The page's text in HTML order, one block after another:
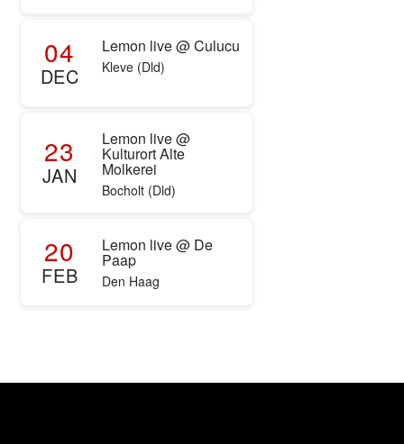
04
DEC
Lemon live @ Culucu
Kleve (Dld)
23
JAN
Lemon live @
Kulturort Alte
Molkerei
Bocholt (Dld)
20
FEB
Lemon live @ De
Paap
Den Haag